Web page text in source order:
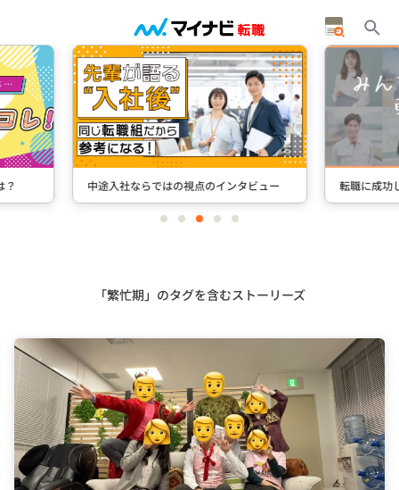
ュー 転職に成功した先輩たちのインタビュー ＋
itemitemitemitemitem
「繁忙期」のタグを含むストーリーズ